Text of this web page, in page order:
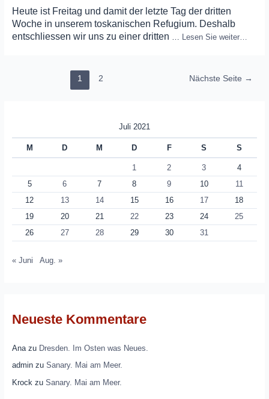
Heute ist Freitag und damit der letzte Tag der dritten
Woche in unserem toskanischen Refugium. Deshalb
entschliessen wir uns zu einer dritten … Lesen Sie weiter…
1 2 Nächste Seite →
Juli 2021
M D M D F S S
1 2 3
4
5
6 7 8 9 10
11
12
13 14 15 16 17
18
19
20 21 22 23 24
25
26
27 28 29 30 31
« Juni Aug. »
Neueste Kommentare
Anazu Dresden. Im Osten was Neues.
adminzu Sanary. Mai am Meer.
Krock zu Sanary. Mai am Meer.